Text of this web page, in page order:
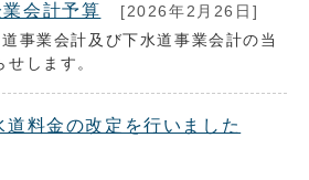
会計予算
[2026年2月26日]
事業会計及び下水道事業会計の当
します。
料金の改定を行いました